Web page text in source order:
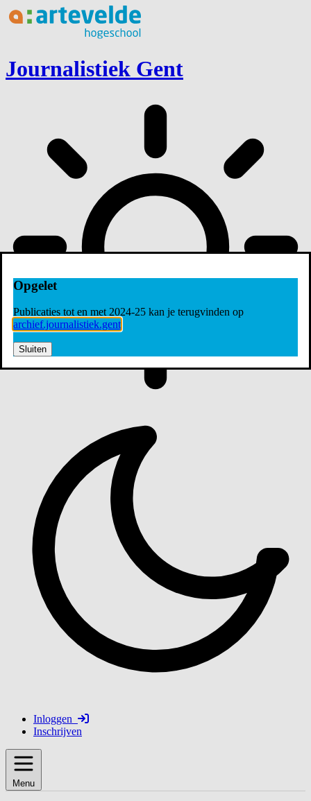
Ga naar inhoud
Journalistiek Gent
Inloggen
Inschrijven
Menu
Opgelet
Publicaties tot en met 2024-25 kan je terugvinden op
archief.journalistiek.gent
Sluiten